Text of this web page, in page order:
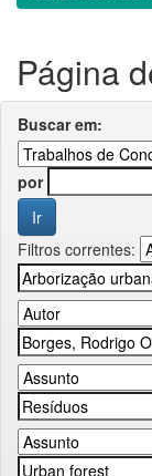
Página
Buscar em:
por
Filtros correntes: